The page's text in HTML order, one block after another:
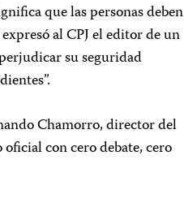
que las personas deben
al CPJ el editor de un
su seguridad
Chamorro, director del
con cero debate, cero